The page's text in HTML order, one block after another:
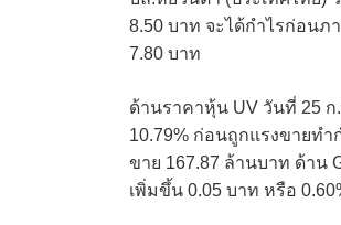
8.50 บาท จะได้กำไรก่อนภ
7.80 บาท
ด้านราคาหุ้น UV วันที่ 25 ก
10.79% ก่อนถูกแรงขายท
ขาย 167.87 ล้านบาท ด้าน
เพิ่มขึ้น 0.05 บาท หรือ